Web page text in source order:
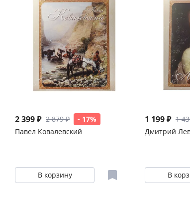
2 399 ₽ 2 879 ₽
- 17%
Павел Ковалевский
В корзину
1 199 ₽ 1
Дмитрий
В